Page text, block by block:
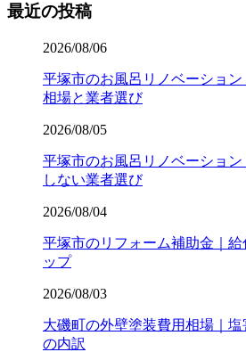
最近の投稿
2026/08/06
平塚市のお風呂リノベーション
相場と業者選び
2026/08/05
平塚市のお風呂リノベーション
しない業者選び
2026/08/04
平塚市のリフォーム補助金｜
ップ
2026/08/03
大磯町の外壁塗装費用相場｜塩
の内訳